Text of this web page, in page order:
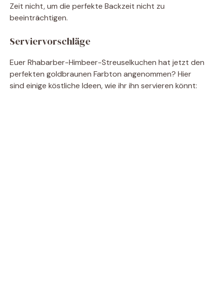
Zeit nicht, um die perfekte Backzeit nicht zu
beeinträchtigen.
Serviervorschläge
Euer Rhabarber-Himbeer-Streuselkuchen hat jetzt den
perfekten goldbraunen Farbton angenommen? Hier
sind einige köstliche Ideen, wie ihr ihn servieren könnt: